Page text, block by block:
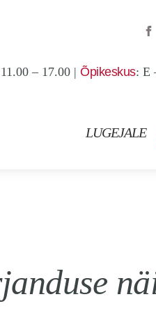
– 17.00 | Õpikeskus: E
LUGEJALE